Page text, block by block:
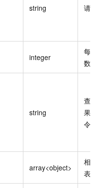
string 请
integer
每
数
string
查
果
令
array<object>
相
表。